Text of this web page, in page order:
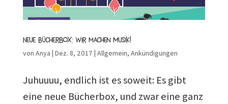
Neue Bücherbox: Wir machen Musik!
von Anya | Dez. 8, 2017 | Allgemein, Ankündigungen
Juhuuuu, endlich ist es soweit: Es gibt
eine neue Bücherbox, und zwar eine ganz